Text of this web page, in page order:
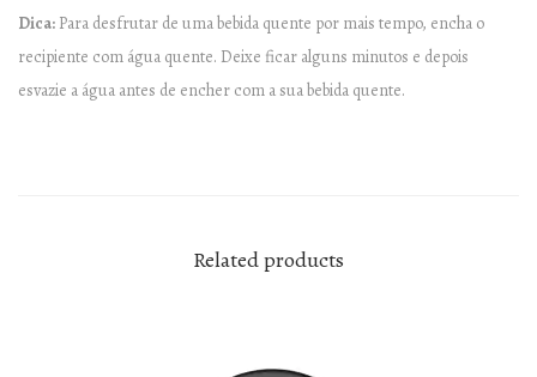
Dica: Para desfrutar de uma bebida quente por mais tempo, encha o
recipiente com água quente. Deixe ficar alguns minutos e depois
esvazie a água antes de encher com a sua bebida quente.
Related products